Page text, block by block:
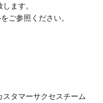
ます。
ご参照ください。
スタマーサクセスチーム